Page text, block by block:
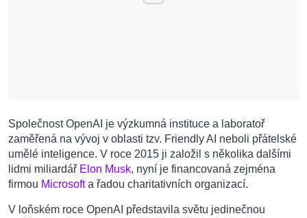
Společnost OpenAI je výzkumná instituce a laboratoř
zaměřená na vývoj v oblasti tzv. Friendly AI neboli přátelské
umělé inteligence. V roce 2015 ji založil s několika dalšími
lidmi miliardář Elon Musk, nyní je financovaná zejména
firmou Microsofta řadou charitativních organizací.
V loňském roce OpenAI představila světu jedinečnou